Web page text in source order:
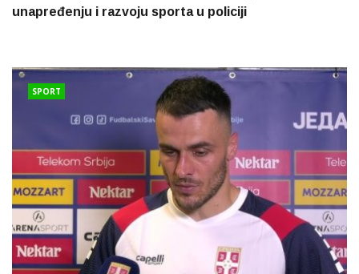
unapređenju i razvoju sporta u policiji
SPORT